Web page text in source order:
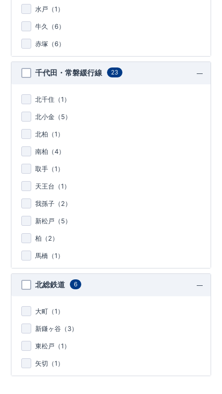
水戸（1）
牛久（6）
赤塚（6）
千代田・常磐緩行線 23
北千住（1）
北小金（5）
北柏（1）
南柏（4）
取手（1）
天王台（1）
我孫子（2）
新松戸（5）
柏（2）
馬橋（1）
北総鉄道 6
大町（1）
新鎌ヶ谷（3）
東松戸（1）
矢切（1）